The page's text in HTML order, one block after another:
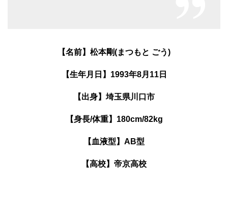
【名前】松本剛(まつもと ごう)
【生年月日】1993年8月11日
【出身】埼玉県川口市
【身長/体重】180cm/82kg
【血液型】AB型
【高校】帝京高校